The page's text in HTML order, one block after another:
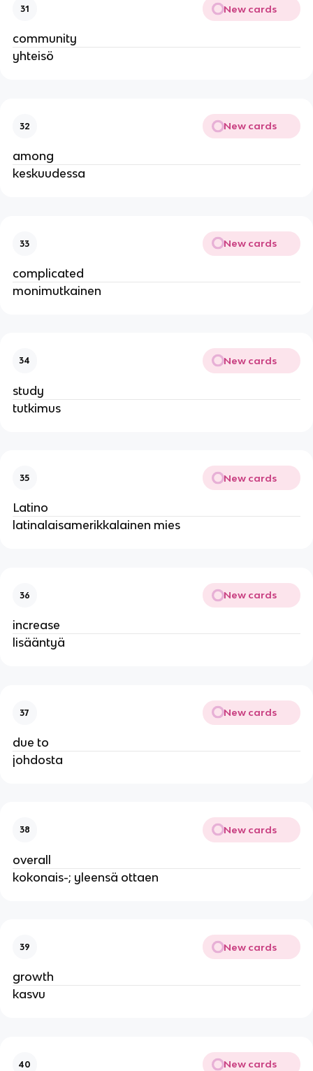
31 New cards
community
yhteisö
32 New cards
among
keskuudessa
33 New cards
complicated
monimutkainen
34 New cards
study
tutkimus
35 New cards
Latino
latinalaisamerikkalainen mies
36 New cards
increase
lisääntyä
37 New cards
due to
johdosta
38 New cards
overall
kokonais-; yleensä ottaen
39 New cards
growth
kasvu
40 New cards